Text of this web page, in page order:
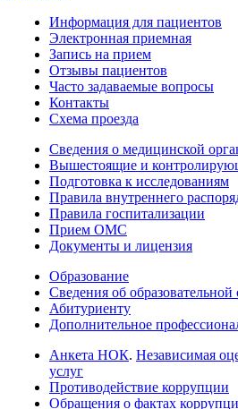
Информация для пациентов
Электронная приемная
Запись на прием
Отзывы пациентов
Часто задаваемые вопросы
Контакты
Схема проезда
Сведения о медицинской
Вышестоящие и
Подготовка к исследованиям
Правила внутреннего
Правила госпитализации
Прием ОМС
Документы и лицензия
Образование
Сведения об образовательной
Абитуриенту
Дополнительное
Анкета НОК. Независимая
услуг
Противодействие коррупции
Обращения о фактах